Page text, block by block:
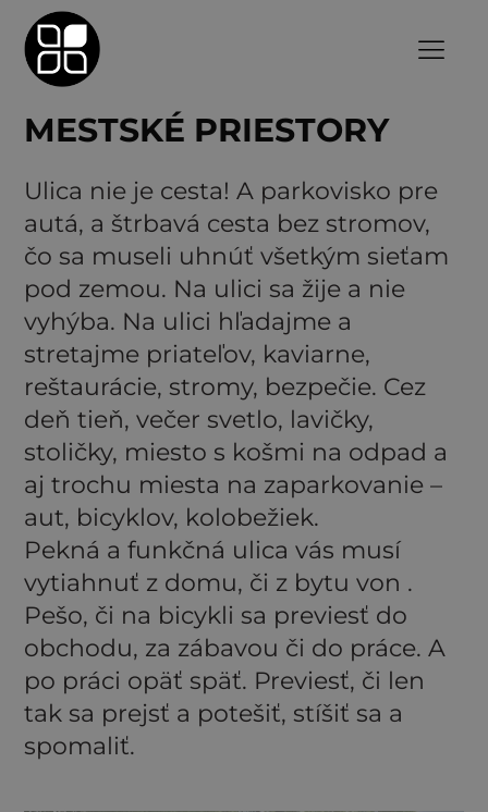
MESTSKÉ PRIESTORY
Ulica nie je cesta! A parkovisko pre
autá, a štrbavá cesta bez stromov,
čo sa museli uhnúť všetkým sieťam
pod zemou. Na ulici sa žije a nie
vyhýba. Na ulici hľadajme a
stretajme priateľov, kaviarne,
reštaurácie, stromy, bezpečie. Cez
deň tieň, večer svetlo, lavičky,
stoličky, miesto s košmi na odpad a
aj trochu miesta na zaparkovanie –
aut, bicyklov, kolobežiek.
Pekná a funkčná ulica vás musí
vytiahnuť z domu, či z bytu von .
Pešo, či na bicykli sa previesť do
obchodu, za zábavou či do práce. A
po práci opäť späť. Previesť, či len
tak sa prejsť a potešiť, stíšiť sa a
spomaliť.